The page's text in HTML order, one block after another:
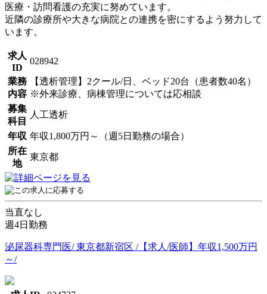
医療・訪問看護の充実に努めています。
近隣の診療所や大きな病院との連携を密にするよう努力して
います。
求人
ID
028942
業務
内容
【透析管理】2クール/日、ベッド20台（患者数40名）
※外来診療、病棟管理については応相談
募集
科目
人工透析
年収 年収1,800万円～（週5日勤務の場合）
所在
地
東京都
当直なし
週4日勤務
泌尿器科専門医/ 東京都新宿区 /【求人/医師】年収1,500万円
～/